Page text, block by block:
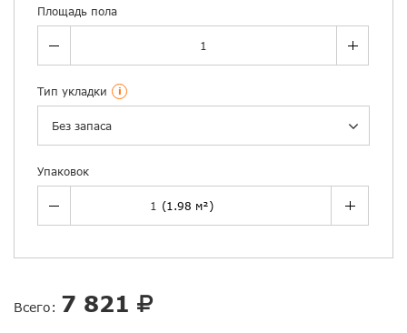
Площадь пола
Тип укладки i
Без запаса
Упаковок
Всего: 7 821